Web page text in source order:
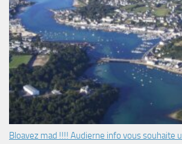
Bloavez mad !!!! Audierne info vous souhaite